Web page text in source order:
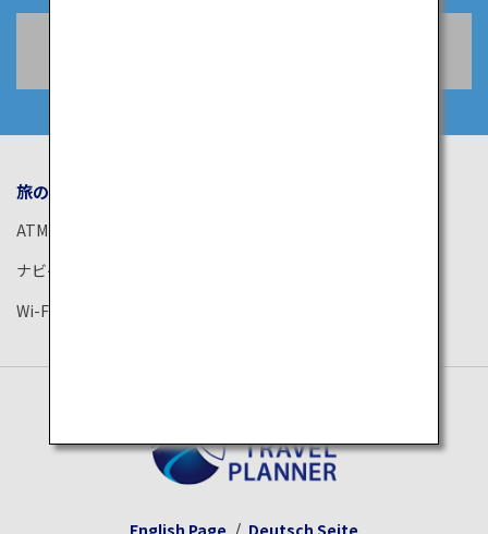
旅のお役立ち情報
ATM
ナビゲーションアプリ
Wi-Fiスポット
English Page Deutsch Seite